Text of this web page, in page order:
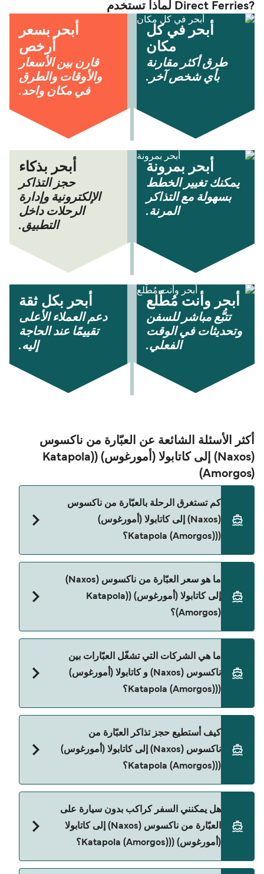
?Direct Ferries لماذا تستخدم
أبحر في كل
مكان
طرق أكثر مقارنة
بأي شخص آخر.
أبحر بسعر
أرخص
قارن بين الأسعار
والأوقات والطرق
في مكان واحد.
أبحر بمرونة
يمكنك تغيير الخطط
بسهولة مع التذاكر
المرنة.
أبحر بذكاء
حجز التذاكر
الإلكترونية وإدارة
الرحلات داخل
التطبيق.
أبحر وأنت مُطّلع
تتبُّع مباشر للسفن
وتحديثات في الوقت
الفعلي.
أبحر بكل ثقة
دعم العملاء الأعلى
تقييمًا عند الحاجة
إليه.
أكثر الأسئلة الشائعة عن العبّارة من ناكسوس
(Naxos) إلى كاتابولا (أمورغوس) ((Katapola
(Amorgos)
كم تستغرق الرحلة بالعبّارة من ناكسوس
(Naxos) إلى كاتابولا (أمورغوس)
((Katapola (Amorgos)؟
دقائق. مدة الإبحار ممكن تختلف حسب الموسم والشركة،
Ferries Deal Finder.
ما هو سعر العبّارة من ناكسوس (Naxos)
إلى كاتابولا (أمورغوس) ((Katapola
(Amorgos)؟
(أمورغوس) ((Katapola (Amorgos) يختلف حسب
الموسم. متوسط سعر الرحلة هو 198٫22 ر.ق.‏SAR. السعر
لا يشمل رسوم الحجز.
ما هي الشركات التي تشغّل العبّارات بين
ناكسوس (Naxos) و كاتابولا (أمورغوس)
((Katapola (Amorgos)؟
إلى كاتابولا (أمورغوس) ((Katapola (Amorgos). وهي:
Blue Star Ferries
SeaJets
Small Cyclades Lines
كيف أستطيع حجز تذاكر العبّارة من
ناكسوس (Naxos) إلى كاتابولا (أمورغوس)
((Katapola (Amorgos)؟
صفحة العروض لمعرفة أحدث التخفيضات.
هل يمكنني السفر كراكب بدون سيارة على
العبّارة من ناكسوس (Naxos) إلى كاتابولا
(أمورغوس) ((Katapola (Amorgos)؟